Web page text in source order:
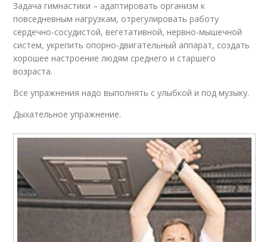
Задача гимнастики – адаптировать организм к
повседневным нагрузкам, отрегулировать работу
сердечно-сосудистой, вегетативной, нервно-мышечной
систем, укрепить опорно-двигательный аппарат, создать
хорошее настроение людям среднего и старшего
возраста.
Все упражнения надо выполнять с улыбкой и под музыку.
Дыхательное упражнение.